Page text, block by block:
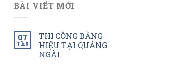
BÀI VIẾT MỚI
07
Th8
THI CÔNG BẢNG
HIỆU TẠI QUẢNG
NGÃI